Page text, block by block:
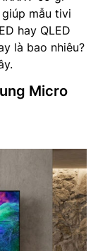
mẫu tivi
hay QLED
là bao nhiêu?
Micro